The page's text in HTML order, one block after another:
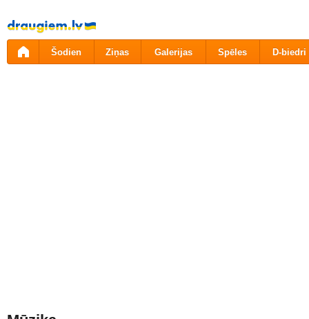
Pāriet
uz
saturu
Šodien Ziņas Galerijas Spēles D-biedri